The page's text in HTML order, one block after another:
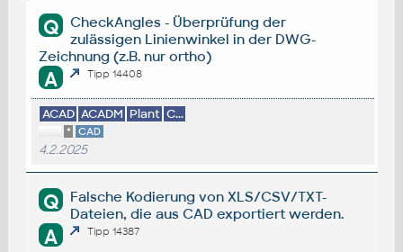
Q
CheckAngles - Überprüfung der
zulässigen Linienwinkel in der DWG-
Zeichnung (z.B. nur ortho)
A Tipp 14408
ACAD ACADM Plant C...
* CAD
4.2.2025
Q
Falsche Kodierung von XLS/CSV/TXT-
Dateien, die aus CAD exportiert werden.
A Tipp 14387